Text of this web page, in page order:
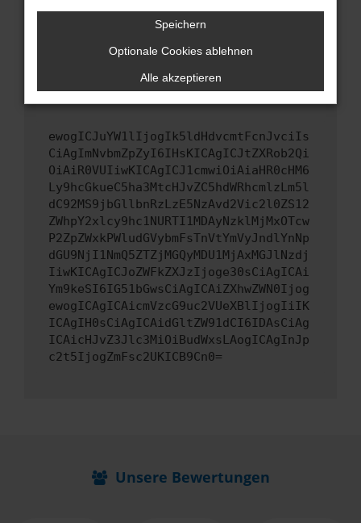
Wende dich an den Webseitenbetreiber.
Wenn du alle oben genannten Schritte versucht
hast, kontaktiere uns bitte. Wir werden
versuchen, das Problem zu beheben. Du kannst
uns diesen Text schicken, um uns bei der
ewogICJuYW1lIjogIk5ldHdvcmtFcnJvciIs
CiAgImNvbmZpZyI6IHsKICAgICJtZXRob2Qi
OiAiR0VUIiwKICAgICJ1cmwiOiAiaHR0cHM6
Ly9hcGkueC5ha3MtcHJvZC5hdWRhcmlzLm5l
dC92MS9jbGllbnRzLzE5NzAvd2Vic2l0ZS12
ZWhpY2xlcy9hc1NURTI1MDAyNzklMjMxOTcw
P2ZpZWxkPWludGVybmFsTnVtYmVyJndlYnNp
dGU9NjI1NmQ5ZTZjMGQyMDU1MjAxMGJlNzdj
IiwKICAgICJoZWFkZXJzIjoge30sCiAgICAi
Ym9keSI6IG51bGwsCiAgICAiZXhwZWN0Ijog
ewogICAgICAicmVzcG9uc2VUeXBlIjogIiIK
ICAgIH0sCiAgICAidGltZW91dCI6IDAsCiAg
ICAicHJvZ3Jlc3MiOiBudWxsLAogICAgInJp
c2t5IjogZmFsc2UKICB9Cn0=
Unsere Bewertungen
Speichern
Optionale Cookies ablehnen
Alle akzeptieren